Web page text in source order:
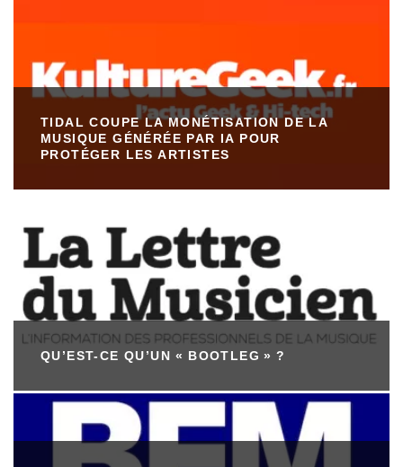
TIDAL COUPE LA MONÉTISATION DE LA
MUSIQUE GÉNÉRÉE PAR IA POUR
PROTÉGER LES ARTISTES
QU’EST-CE QU’UN « BOOTLEG » ?